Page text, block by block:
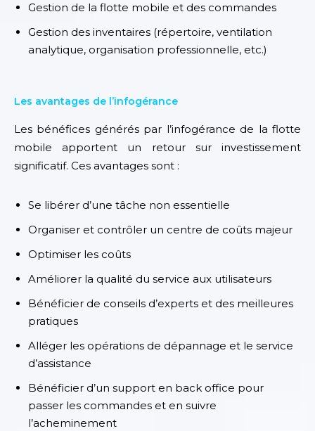
Gestion de la flotte mobile et des commandes
Gestion des inventaires (répertoire, ventilation
analytique, organisation professionnelle, etc.)
Les avantages de l’infogérance
Les bénéfices générés par l’infogérance de la flotte
mobileapportent un retour sur investissement
significatif. Ces avantages sont :
Se libérer d’une tâche non essentielle
Organiser et contrôler un centre de coûts majeur
Optimiser les coûts
Améliorer la qualité du service aux utilisateurs
Bénéficier de conseils d’experts et des meilleures
pratiques
Alléger les opérations de dépannage et le service
d’assistance
Bénéficier d’un support en back office pour
passer les commandes et en suivre
l’acheminement